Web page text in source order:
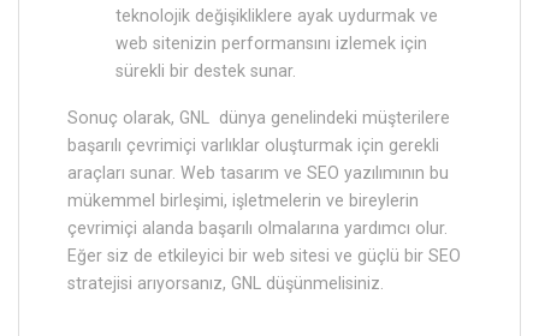
teknolojik değişikliklere ayak uydurmak ve
web sitenizin performansını izlemek için
sürekli bir destek sunar.
Sonuç olarak, GNL dünya genelindeki müşterilere
başarılı çevrimiçi varlıklar oluşturmak için gerekli
araçları sunar. Web tasarım ve SEO yazılımının bu
mükemmel birleşimi, işletmelerin ve bireylerin
çevrimiçi alanda başarılı olmalarına yardımcı olur.
Eğer siz de etkileyici bir web sitesi ve güçlü bir SEO
stratejisi arıyorsanız, GNL düşünmelisiniz.